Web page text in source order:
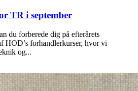
TR i september
du forberede dig på efterårets
HOD’s forhandlerkurser, hvor vi
og...